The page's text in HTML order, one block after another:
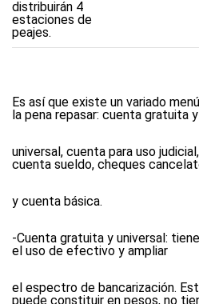
Es así que existe un variado
la pena repasar: cuenta gratuita y
universal, cuenta para uso
cuenta sueldo, cheques
y cuenta básica.
-Cuenta gratuita y universal:
el uso de efectivo y ampliar
el espectro de bancarización.
puede constituir en pesos, no